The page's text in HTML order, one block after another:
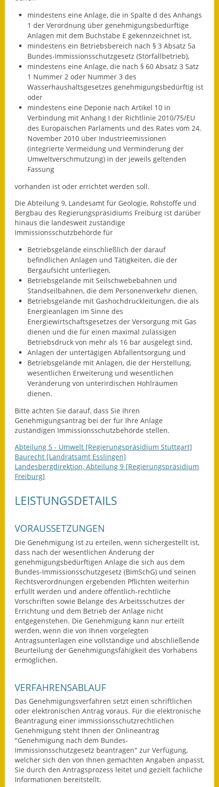
Getrennte
Abwassergebühr
Grundsteuerreform
Haushaltspläne
Jahresabschlüsse
Wasserversorgung
Heiraten in Notzingen
Notruftafel
Ortsrecht
Wahlen
Was erledige ich wo?
Leben
Bauen und Wohnen
Baugebiete & Bauplätze
Bauwasser/Wasser/Abwasser
Bebauungspläne
Bodenrichtwerte
Gerätehütten
Gutachterausschuss
Landessanierungsprogramm
Hochwassergefahrenkarte
Gemeindehalle und
Bürgerhaus
Grundschule &
Kernzeitbetreuung
Integration und Asyl
Bevölkerungsschutz
Nahverkehr
Ver- & Entsorgung
Breitbandausbau
Klimaschutzagentur
Freizeit
mindestens eine Anlage, die in Spalte d des Anhangs
1 der Verordnung über genehmigungsbedürftige
Anlagen mit dem Buchstabe E gekennzeichnet ist,
mindestens ein Betriebsbereich nach § 3 Absatz 5a
Bundes-Immissionsschutzgesetz (Störfallbetrieb),
mindestens eine Anlage, die nach § 60 Absatz 3 Satz
1 Nummer 2 oder Nummer 3 des
Wasserhaushaltsgesetzes genehmigungsbedürftig ist
oder
mindestens eine Deponie nach Artikel 10 in
Verbindung mit Anhang I der Richtlinie 2010/75/EU
des Europäischen Parlaments und des Rates vom 24.
November 2010 über Industrieemissionen
(integrierte Vermeidung und Verminderung der
Umweltverschmutzung) in der jeweils geltenden
Fassung
vorhanden ist oder errichtet werden soll.
Die Abteilung 9, Landesamt für Geologie, Rohstoffe und
Bergbau des Regierungspräsidiums Freiburg ist darüber
hinaus die landesweit zuständige
Immissionsschutzbehörde für
Betriebsgelände einschließlich der darauf
befindlichen Anlagen und Tätigkeiten, die der
Bergaufsicht unterliegen,
Betriebsgelände mit Seilschwebebahnen und
Standseilbahnen, die dem Personenverkehr dienen,
Betriebsgelände mit Gashochdruckleitungen, die als
Energieanlagen im Sinne des
Energiewirtschaftsgesetzes der Versorgung mit Gas
dienen und die für einen maximal zulässigen
Betriebsdruck von mehr als 16 bar ausgelegt sind,
Anlagen der untertägigen Abfallentsorgung und
Betriebsgelände mit Anlagen, die der Herstellung,
wesentlichen Erweiterung und wesentlichen
Veränderung von unterirdischen Hohlräumen
dienen.
Bitte achten Sie darauf, dass Sie Ihren
Genehmigungsantrag bei der für Ihre Anlage
zuständigen Immissionsschutzbehörde stellen.
Abteilung 5 - Umwelt [Regierungspräsidium Stuttgart]
Baurecht [Landratsamt Esslingen]
Landesbergdirektion, Abteilung 9 [Regierungspräsidium
Freiburg]
LEISTUNGSDETAILS
VORAUSSETZUNGEN
Die Genehmigung ist zu erteilen, wenn sichergestellt ist,
dass nach der wesentlichen Änderung der
genehmigungsbedürftigen Anlage die sich aus dem
Bundes-Immissionsschutzgesetz (BImSchG) und seinen
Rechtsverordnungen ergebenden Pflichten weiterhin
erfüllt werden und andere öffentlich-rechtliche
Vorschriften sowie Belange des Arbeitsschutzes der
Errichtung und dem Betrieb der Anlage nicht
entgegenstehen. Die Genehmigung kann nur erteilt
werden, wenn die von Ihnen vorgelegten
Antragsunterlagen eine vollständige und abschließende
Beurteilung der Genehmigungsfähigkeit des Vorhabens
ermöglichen.
VERFAHRENSABLAUF
Das Genehmigungsverfahren setzt einen schriftlichen
oder elektronischen Antrag voraus. Für die elektronische
Beantragung einer immissionsschutzrechtlichen
Genehmigung steht Ihnen der Onlineantrag
"Genehmigung nach dem Bundes-
Immissionsschutzgesetz beantragen" zur Verfügung,
welcher sich den von Ihnen gemachten Angaben anpasst,
Sie durch den Antragsprozess leitet und gezielt fachliche
Informationen bereitstellt.